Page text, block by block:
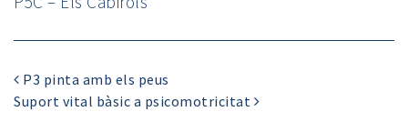
P3 pinta amb els peus
Suport vital bàsic a psicomotricitat